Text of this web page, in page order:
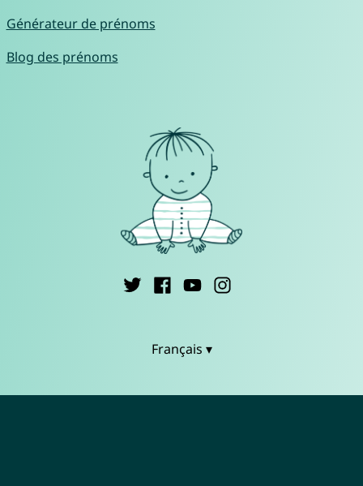
Générateur de prénoms
Blog des prénoms
Français ▾